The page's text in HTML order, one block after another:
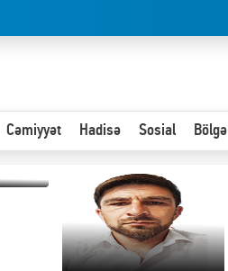
Cəmiyyət Hadisə Sosial Bölgə